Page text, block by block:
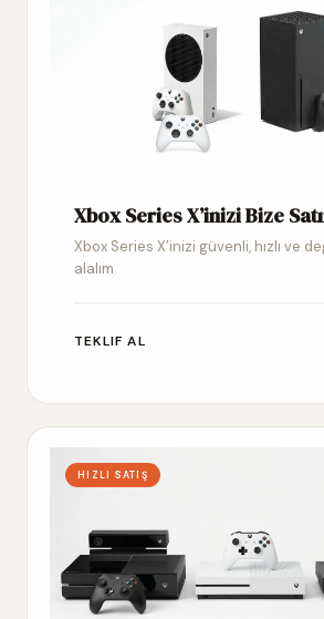
Xbox Series X’inizi Bize
Xbox Series X’inizi güvenli, hızlı ve
alalım
TEKLIF AL
HIZLI SATIŞ